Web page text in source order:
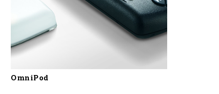
OmniPod